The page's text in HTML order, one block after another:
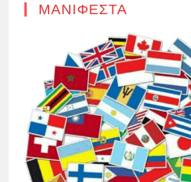
ΜΑΝΙΦΈΣΤΑ